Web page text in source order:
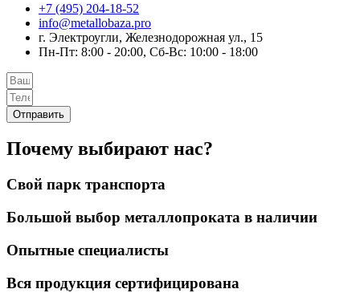
+7 (495) 204-18-52
info@metallobaza.pro
г. Электроугли, Железнодорожная ул., 15
Пн-Пт: 8:00 - 20:00, Сб-Вс: 10:00 - 18:00
Отправить
Почему выбирают нас?
Свой парк транспорта
Большой выбор металлопроката в наличии
Опытные специалисты
Вся продукция сертифицирована